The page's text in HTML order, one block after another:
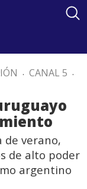
. CANAL 5 .
de verano,
de alto poder
argentino